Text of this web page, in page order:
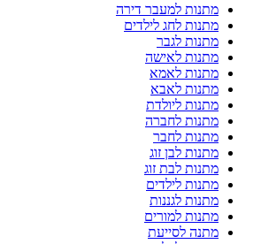
מתנות למעבר דירה
מתנות לחג לילדים
מתנות לגבר
מתנות לאישה
מתנות לאמא
מתנות לאבא
מתנות ליולדת
מתנות לחברה
מתנות לחבר
מתנות לבן זוג
מתנות לבת זוג
מתנות לילדים
מתנות לגננות
מתנות למורים
מתנה לסייעת